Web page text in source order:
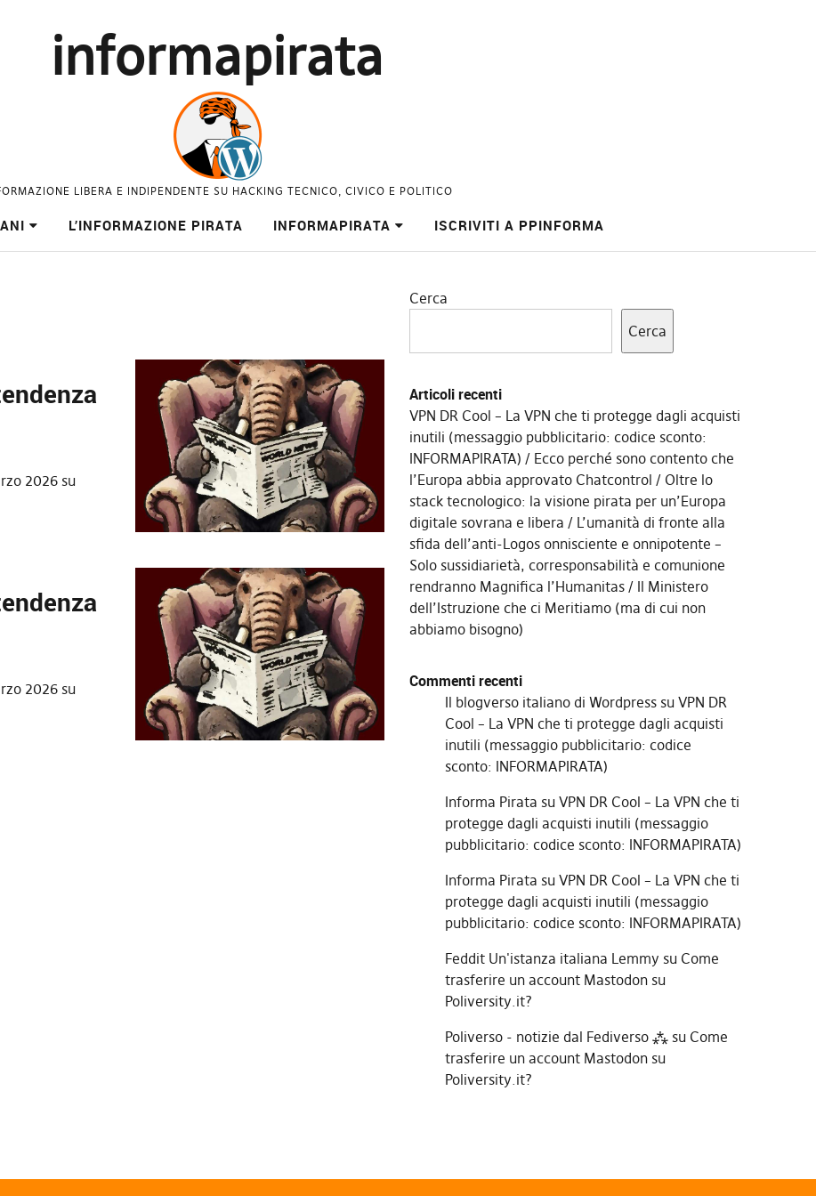
informapirata
LIBERA E INDIPENDENTE SU HACKING TECNICO, CIVICO E POLITICO
L’INFORMAZIONE PIRATA INFORMAPIRATA ISCRIVITI A PPINFORMA
2026 su
2026 su
Cerca
Cerca
Articoli recenti
VPN DR Cool – La VPN che ti protegge dagli acquisti
inutili (messaggio pubblicitario: codice sconto:
INFORMAPIRATA)
Ecco perché sono contento che
l’Europa abbia approvato Chatcontrol
Oltre lo
stack tecnologico: la visione pirata per un’Europa
digitale sovrana e libera
L’umanità di fronte alla
sfida dell’anti-Logos onnisciente e onnipotente –
Solo sussidiarietà, corresponsabilità e comunione
rendranno Magnifica l’Humanitas
Il Ministero
dell’Istruzione che ci Meritiamo (ma di cui non
abbiamo bisogno)
Commenti recenti
Il blogverso italiano di Wordpresssu VPN DR
Cool – La VPN che ti protegge dagli acquisti
inutili (messaggio pubblicitario: codice
sconto: INFORMAPIRATA)
Informa Pirata su VPN DR Cool – La VPN che ti
protegge dagli acquisti inutili (messaggio
pubblicitario: codice sconto: INFORMAPIRATA)
Informa Pirata su VPN DR Cool – La VPN che ti
protegge dagli acquisti inutili (messaggio
pubblicitario: codice sconto: INFORMAPIRATA)
Feddit Un'istanza italiana Lemmy su Come
trasferire un account Mastodon su
Poliversity.it?
Poliverso - notizie dal Fediverso ⁂su Come
trasferire un account Mastodon su
Poliversity.it?